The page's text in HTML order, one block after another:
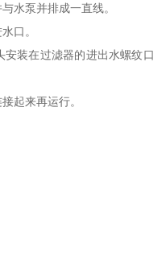
水泵并排成一直线。
口。
装在过滤器的进出水螺纹口
起来再运行。